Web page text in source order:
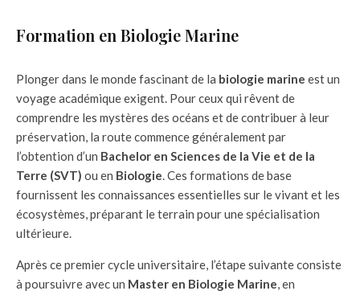
Formation en Biologie Marine
Plonger dans le monde fascinant de la biologie marine est un
voyage académique exigent. Pour ceux qui rêvent de
comprendre les mystères des océans et de contribuer à leur
préservation, la route commence généralement par
l’obtention d’un Bachelor en Sciences de la Vie et de la
Terre (SVT) ou en Biologie. Ces formations de base
fournissent les connaissances essentielles sur le vivant et les
écosystèmes, préparant le terrain pour une spécialisation
ultérieure.
Après ce premier cycle universitaire, l’étape suivante consiste
à poursuivre avec un Master en Biologie Marine, en